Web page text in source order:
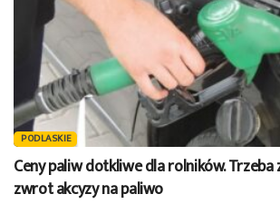
PODLASKIE
Ceny paliw dotkliwe dla rolników. Trzeba
zwrot akcyzy na paliwo